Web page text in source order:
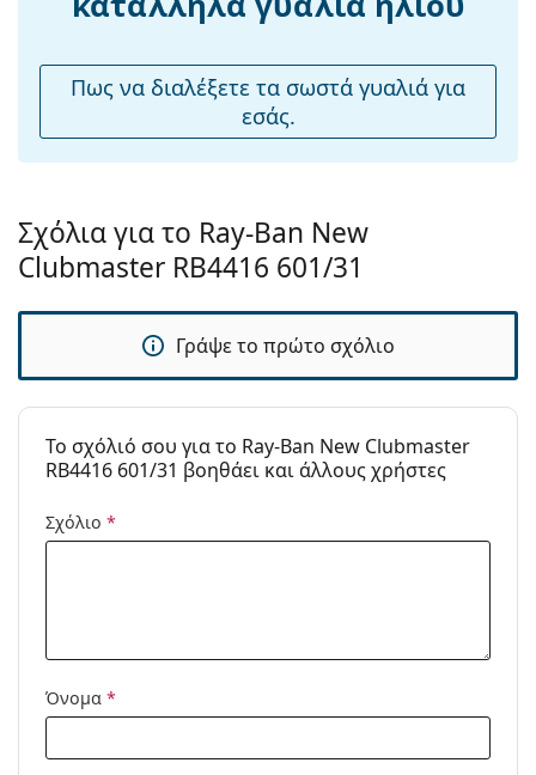
Εξερευνήστε την πλήρη γκάμα
γυαλιών ηλίου
συνταγή:
Όχι
Πως να διαλέξετε τα σωστά γυαλιά για
εσάς.
Σχόλια για το Ray-Ban New
Clubmaster RB4416 601/31
Γράψε το πρώτο σχόλιο
To σχόλιό σου για το Ray-Ban New Clubmaster
RB4416 601/31 βοηθάει και άλλους χρήστες
Σχόλιο *
Όνομα *